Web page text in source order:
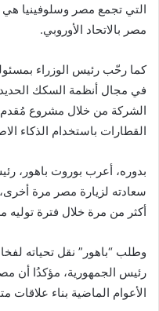
التي تجمع مصر وسلوفينيا هي
مصر بالاتحاد الأوروبي.
كما رحّب رئيس الوزراء
في مجال أنظمة السكك
الشركة من خلال مشروع
القطارات باستخدام الذكاء
بدوره، أعرب بوروت باهور،
سعادته لزيارة مصر مرة
أكثر من مرة خلال فترة توليه
وطلب “باهور” نقل تحياته
رئيس الجمهورية، مؤكدُا أن
الأعوام الماضية بناء علاقات